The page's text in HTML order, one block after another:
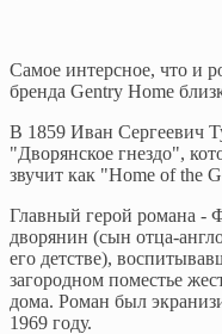
Самое интерсное, что и
бренда Gentry Home
В 1859 Иван Сергеевич
"Дворянское гнездо",
звучит как "Home of the
Главный герой романа -
дворянин (сын отца-
его детстве),
загородном поместье
дома. Роман был
1969 году.